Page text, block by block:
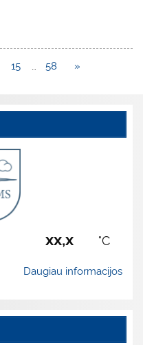
15 … 58 »
xx,x °C
Daugiau informacijos